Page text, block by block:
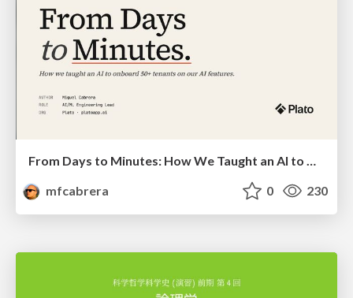
From Days to Minutes: How We Taught an AI to Onboard 50+ Tenants on our AI Features
mfcabrera
0 230